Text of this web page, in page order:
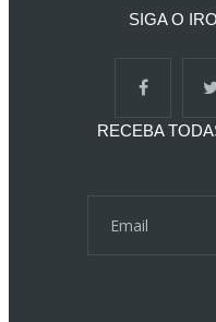
SIGA O
RECEBA